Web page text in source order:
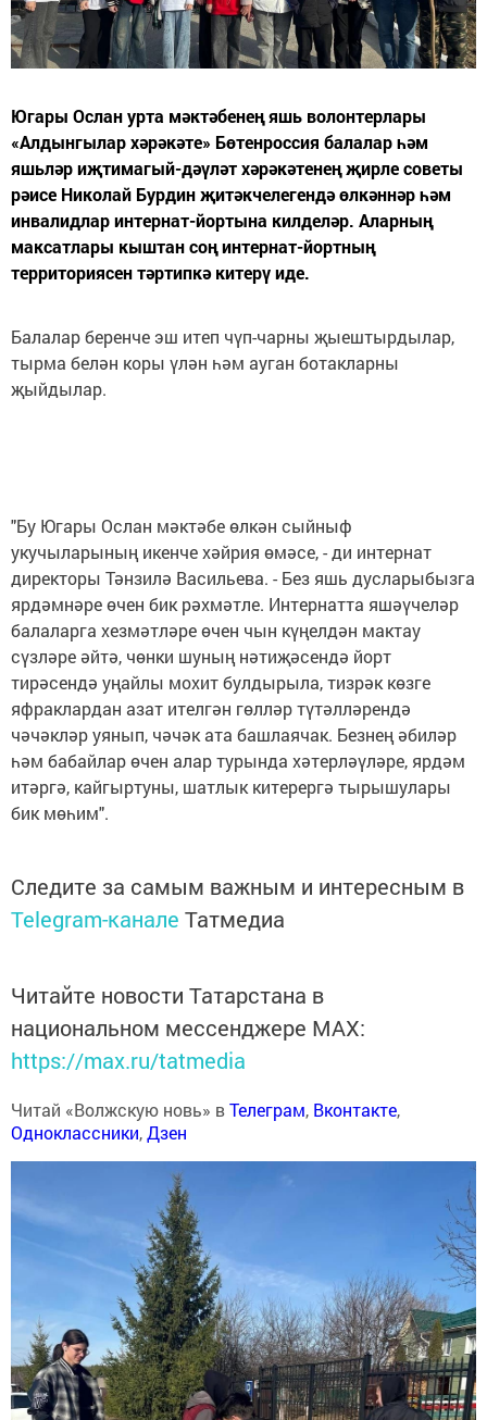
Югары Ослан урта мәктәбенең яшь волонтерлары
«Алдынгылар хәрәкәте» Бөтенроссия балалар һәм
яшьләр иҗтимагый-дәүләт хәрәкәтенең җирле советы
рәисе Николай Бурдин җитәкчелегендә өлкәннәр һәм
инвалидлар интернат-йортына килделәр. Аларның
максатлары кыштан соң интернат-йортның
территориясен тәртипкә китерү иде.
Балалар беренче эш итеп чүп-чарны җыештырдылар,
тырма белән коры үлән һәм ауган ботакларны
җыйдылар.
"Бу Югары Ослан мәктәбе өлкән сыйныф
укучыларының икенче хәйрия өмәсе, - ди интернат
директоры Тәнзилә Васильева. - Без яшь дусларыбызга
ярдәмнәре өчен бик рәхмәтле. Интернатта яшәүчеләр
балаларга хезмәтләре өчен чын күңелдән мактау
сүзләре әйтә, чөнки шуның нәтиҗәсендә йорт
тирәсендә уңайлы мохит булдырыла, тизрәк көзге
яфраклардан азат ителгән гөлләр түтәлләрендә
чәчәкләр уянып, чәчәк ата башлаячак. Безнең әбиләр
һәм бабайлар өчен алар турында хәтерләүләре, ярдәм
итәргә, кайгыртуны, шатлык китерергә тырышулары
бик мөһим".
Следите за самым важным и интересным в
Telegram-канале Татмедиа
Читайте новости Татарстана в
национальном мессенджере MАХ:
https://max.ru/tatmedia
Читай «Волжскую новь» вТелеграм, Вконтакте,
Одноклассники,Дзен